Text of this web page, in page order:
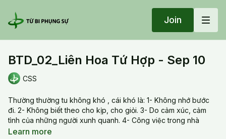
Join
BTD_02_Liên Hoa Tứ Hợp - Sep 10
CSS
Thường thường tu không khó , cái khó là: 1- Không nhớ bước
đi. 2- Không biết theo cho kịp, cho giỏi. 3- Do cảm xúc, cảm
tình của những người xunh quanh. 4- Công việc trong nhà
nhiều qúa. Nếu tu thường xuyên, không cần suy nghĩ gì cả tự
Learn more